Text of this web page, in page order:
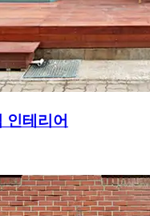
인테리어